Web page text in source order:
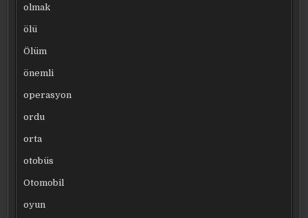
olmak
ölü
Ölüm
önemli
operasyon
ordu
orta
otobüs
Otomobil
oyun